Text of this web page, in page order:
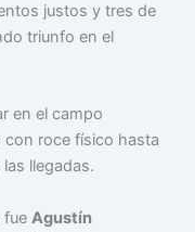
justos y tres de
triunfo en el
en el campo
con roce físico hasta
llegadas.
fueAgustín